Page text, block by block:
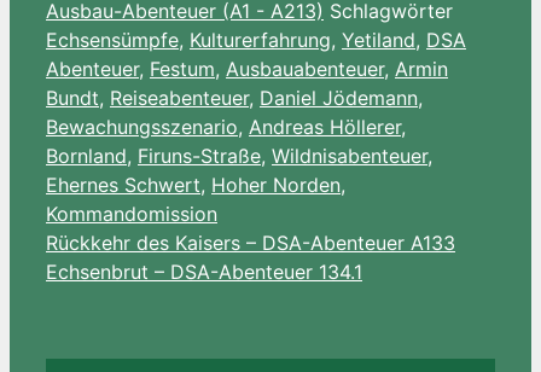
List
Ausbau-Abenteuer (A1 - A213) Schlagwörter
Echsensümpfe, Kulturerfahrung, Yetiland, DSA
Abenteuer, Festum, Ausbauabenteuer, Armin
Bundt, Reiseabenteuer, Daniel Jödemann,
Bewachungsszenario, Andreas Höllerer,
Bornland, Firuns-Straße, Wildnisabenteuer,
Ehernes Schwert, Hoher Norden,
Kommandomission
Rückkehr des Kaisers – DSA-Abenteuer A133
Echsenbrut – DSA-Abenteuer 134.1